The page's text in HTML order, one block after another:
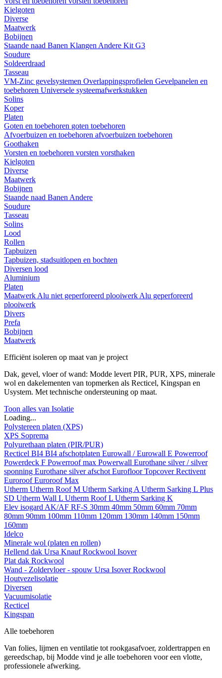
Kielgoten
Diverse
Maatwerk
Bobijnen
Staande naad Banen Klangen Andere Kit G3
Soudure
Soldeerdraad
Tasseau
VM-Zinc gevelsystemen Overlappingsprofielen Gevelpanelen en
toebehoren Universele systeemafwerkstukken
Solins
Koper
Platen
Goten en toebehoren goten toebehoren
Afvoerbuizen en toebehoren afvoerbuizen toebehoren
Goothaken
Vorsten en toebehoren vorsten vorsthaken
Kielgoten
Diverse
Maatwerk
Bobijnen
Staande naad Banen Andere
Soudure
Tasseau
Solins
Lood
Rollen
Tapbuizen
Tapbuizen, stadsuitlopen en bochten
Diversen lood
Aluminium
Platen
Maatwerk Alu niet geperforeerd plooiwerk Alu geperforeerd
plooiwerk
Divers
Prefa
Bobijnen
Maatwerk
Efficiënt isoleren op maat van je project
Dak, gevel, vloer of wand: Modde levert PIR, PUR, XPS, minerale
wol en dakelementen van topmerken als Recticel, Kingspan en
Usystem. Met technische ondersteuning op maat.
Toon alles van Isolatie
Loading...
Polystereen platen (XPS)
XPS Soprema
Polyurethaan platen (PIR/PUR)
Recticel BI4 BI4 afschotplaten Eurowall / Eurowall E Powerroof
Powerdeck F Powerroof max Powerwall Eurothane silver / silver
sponning Eurothane silver afschot EurofloorTopcoverRectivent
EuroroofEuroroof Max
Utherm Utherm Roof M Utherm Sarking A Utherm Sarking L Plus
SD Utherm Wall L Utherm Roof L Utherm Sarking K
Elev isogard AK/AF RF-S 30mm 40mm 50mm 60mm 70mm
80mm 90mm 100mm 110mm 120mm 130mm 140mm 150mm
160mm
Idelco
Minerale wol (platen en rollen)
Hellend dak Ursa KnaufRockwool Isover
Plat dak Rockwool
Wand - Zoldervloer - spouw Ursa IsoverRockwool
Houtvezelisolatie
Diversen
Vacuumisolatie
Recticel
Kingspan
Alle toebehoren
Van folies, lijmen en ventilatie tot rookgasafvoer, zoldertrappen en
gereedschap, bij Modde vind je alle toebehoren voor een vlotte,
professionele afwerking.